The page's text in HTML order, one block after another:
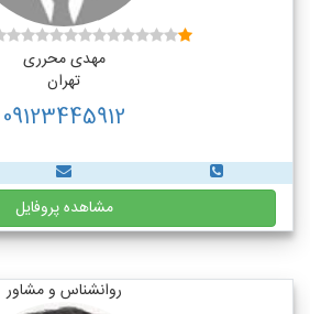
مهدی محرری
تهران
09123445912
مشاهده پروفایل
روانشناس و مشاور